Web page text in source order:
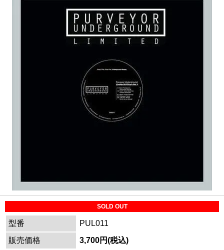
SOLD OUT
型番
PUL011
販売価格
3,700円(税込)